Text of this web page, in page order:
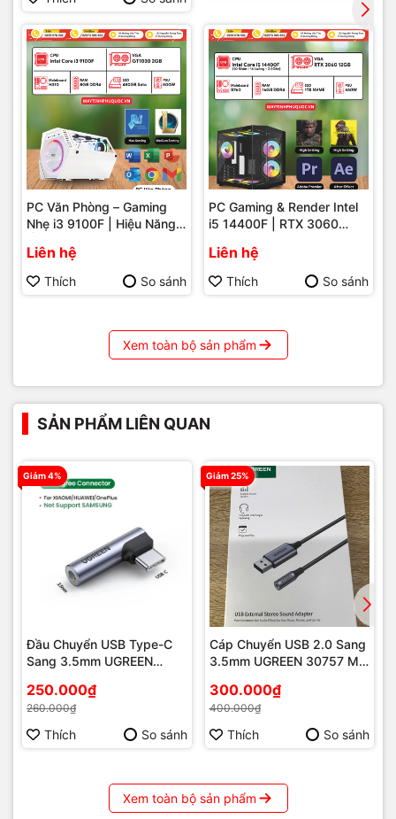
PC Văn Phòng – Gaming
Nhẹ i3 9100F | Hiệu Năng
Tính Hải Đăng Phú Quốc
Liên hệ
Thích So sánh
PC Gaming & Render Intel
i5 14400F | RTX 3060
Mẽ Cho Game Và Đồ Họa
Tại Phú Quốc
Liên hệ
Thích So sánh
Xem toàn bộ sản phẩm
SẢN PHẨM LIÊN QUAN
Giảm 4%
Đầu Chuyển USB Type-C
Sang 3.5mm UGREEN
250.000₫
260.000₫
Thích So sánh
Giảm 25%
Cáp Chuyển USB 2.0 Sang
3.5mm UGREEN 30757 Mic
300.000₫
400.000₫
Thích So sánh
Xem toàn bộ sản phẩm